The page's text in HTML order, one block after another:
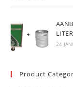
24
Product